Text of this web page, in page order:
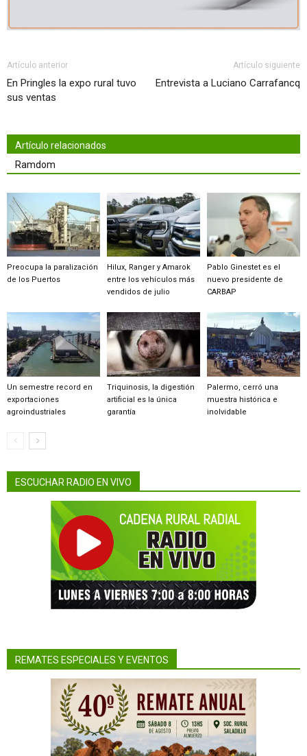
Artículo anterior
En Pringles la expo rural tuvo
sus ventas
Artículo siguiente
Entrevista a Luciano Carrafancq
Artículo relacionados
Ramdom
Preocupa la paralización
de los Puertos
Hilux, Ranger y Amarok
entre los vehículos más
vendidos de julio
Pablo Ginestet es el
nuevo presidente de
CARBAP
Un semestre record en
exportaciones
agroindustriales
Triquinosis, la digestión
artificial es la única
garantía
Palermo, cerró una
muestra histórica e
inolvidable
ESCUCHAR RADIO EN VIVO
REMATES ESPECIALES Y EVENTOS